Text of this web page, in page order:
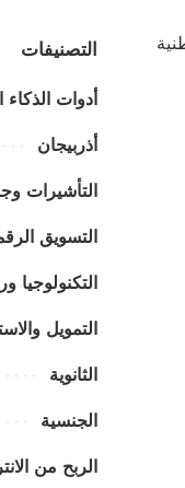
التصنيفات
أدوات
أذربيجان
التأشيرات
التسويق
التكنولوجيا
التمويل
الثانوية
الجنسية
الربح من